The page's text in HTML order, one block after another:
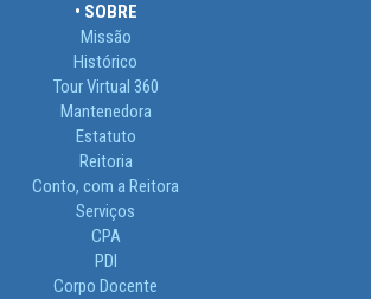
• SOBRE
Missão
Histórico
Tour Virtual 360
Mantenedora
Estatuto
Reitoria
Conto, com a Reitora
Serviços
CPA
PDI
Corpo Docente